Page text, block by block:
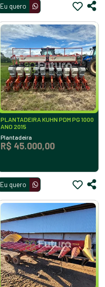
Eu quero
PLANTADEIRA KUHN PDM PG 1000
ANO 2015
Plantadeira
R$ 45.000,00
Eu quero